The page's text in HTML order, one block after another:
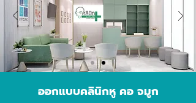
ออกแบบคลินิกหู คอ จมูก